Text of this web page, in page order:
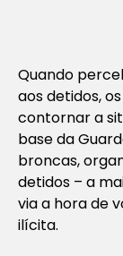
Quando
aos detidos,
contornar a
base da
broncas,
detidos – a
via a hora de
ilícita.